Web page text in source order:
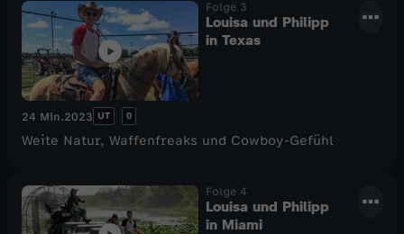
Folge 3
Louisa und Philipp
in Texas
24 Min.2023 UT 0
Weite Natur, Waffenfreaks und Cowboy-Gefühl
Folge 4
Louisa und Philipp
in Miami